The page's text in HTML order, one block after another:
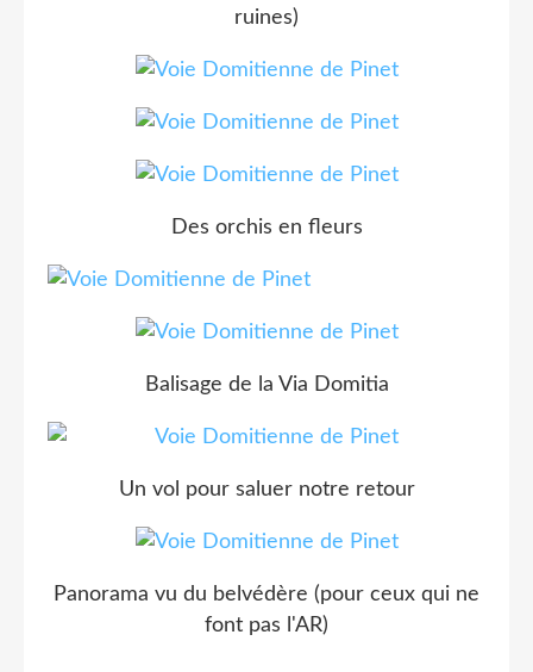
ruines)
Des orchis en fleurs
Balisage de la Via Domitia
Un vol pour saluer notre retour
Panorama vu du belvédère (pour ceux qui ne
font pas l'AR)